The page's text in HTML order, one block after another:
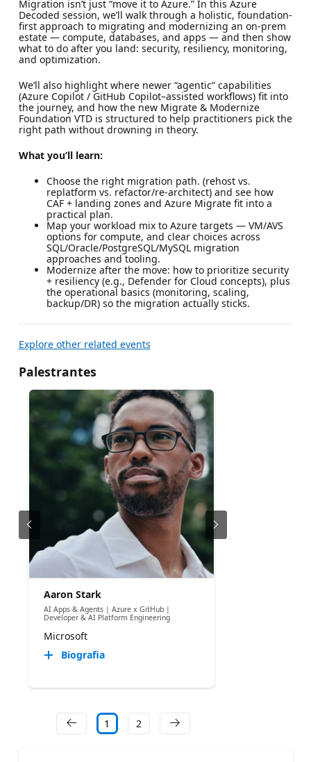
Migration isn’t just “move it to Azure.” In this Azure
Decoded session, we’ll walk through a holistic, foundation-
first approach to migrating and modernizing an on-prem
estate — compute, databases, and apps — and then show
what to do after you land: security, resiliency, monitoring,
and optimization.
We’ll also highlight where newer “agentic” capabilities
(Azure Copilot / GitHub Copilot–assisted workflows) fit into
the journey, and how the new Migrate & Modernize
Foundation VTD is structured to help practitioners pick the
right path without drowning in theory.
What you’ll learn:
Choose the right migration path. (rehost vs.
replatform vs. refactor/re-architect) and see how
CAF + landing zones and Azure Migrate fit into a
practical plan.
Map your workload mix to Azure targets — VM/AVS
options for compute, and clear choices across
SQL/Oracle/PostgreSQL/MySQL migration
approaches and tooling.
Modernize after the move: how to prioritize security
+ resiliency (e.g., Defender for Cloud concepts), plus
the operational basics (monitoring, scaling,
backup/DR) so the migration actually sticks.
Explore other related events
Palestrantes
Aaron Stark
AI Apps & Agents | Azure x GitHub |
Developer & AI Platform Engineering
Microsoft
Biografia
1 2